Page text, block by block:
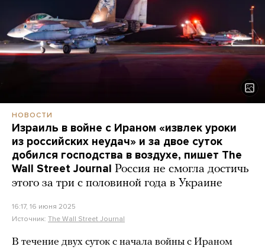
НОВОСТИ
Израиль в войне с Ираном «извлек уроки
из российских неудач» и за двое суток
добился господства в воздухе, пишет The
Wall Street Journal Россия не смогла достичь
этого за три с половиной года в Украине
16:17, 16 июня 2025
Источник: The Wall Street Journal
В течение двух суток с начала войны с Ираном